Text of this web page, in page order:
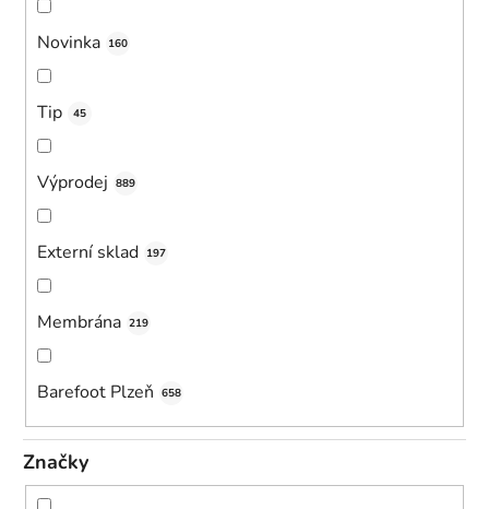
Novinka 160
Tip 45
Výprodej 889
Externí sklad 197
Membrána 219
Barefoot Plzeň 658
Značky